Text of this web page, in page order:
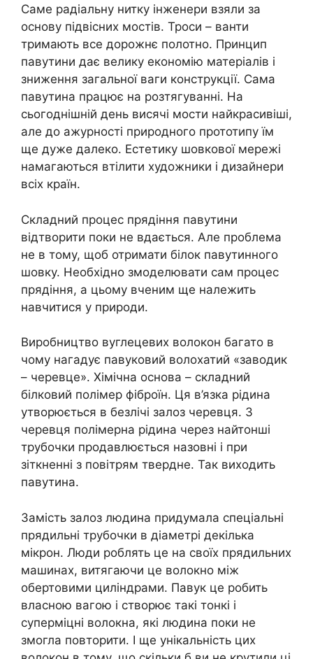
Саме радіальну нитку інженери взяли за
основу підвісних мостів. Троси – ванти
тримають все дорожнє полотно. Принцип
павутини дає велику економію матеріалів і
зниження загальної ваги конструкції. Сама
павутина працює на розтягуванні. На
сьогоднішній день висячі мости найкрасивіші,
але до ажурності природного прототипу їм
ще дуже далеко. Естетику шовкової мережі
намагаються втілити художники і дизайнери
всіх країн.
Складний процес прядіння павутини
відтворити поки не вдається. Але проблема
не в тому, щоб отримати білок павутинного
шовку. Необхідно змоделювати сам процес
прядіння, а цьому вченим ще належить
навчитися у природи.
Виробництво вуглецевих волокон багато в
чому нагадує павуковий волохатий «заводик
– черевце». Хімічна основа – складний
білковий полімер фіброїн. Ця в’язка рідина
утворюється в безлічі залоз черевця. З
черевця полімерна рідина через найтонші
трубочки продавлюється назовні і при
зіткненні з повітрям твердне. Так виходить
павутина.
Замість залоз людина придумала спеціальні
прядильні трубочки в діаметрі декілька
мікрон. Люди роблять це на своїх прядильних
машинах, витягаючи це волокно між
обертовими циліндрами. Павук це робить
власною вагою і створює такі тонкі і
суперміцні волокна, які людина поки не
змогла повторити. І ще унікальність цих